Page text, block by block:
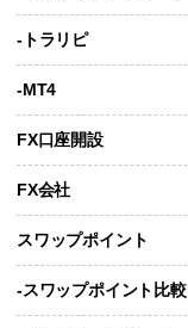
-トラリピ
-MT4
FX口座開設
FX会社
スワップポイント
-スワップポイント比較